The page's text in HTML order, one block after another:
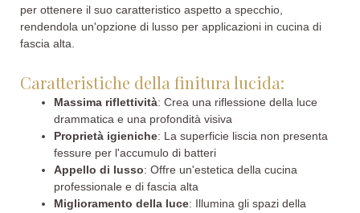
per ottenere il suo caratteristico aspetto a specchio,
rendendola un'opzione di lusso per applicazioni in cucina di
fascia alta.
Caratteristiche della finitura lucida:
Massima riflettività: Crea una riflessione della luce
drammatica e una profondità visiva
Proprietà igieniche: La superficie liscia non presenta
fessure per l'accumulo di batteri
Appello di lusso: Offre un'estetica della cucina
professionale e di fascia alta
Miglioramento della luce: Illumina gli spazi della